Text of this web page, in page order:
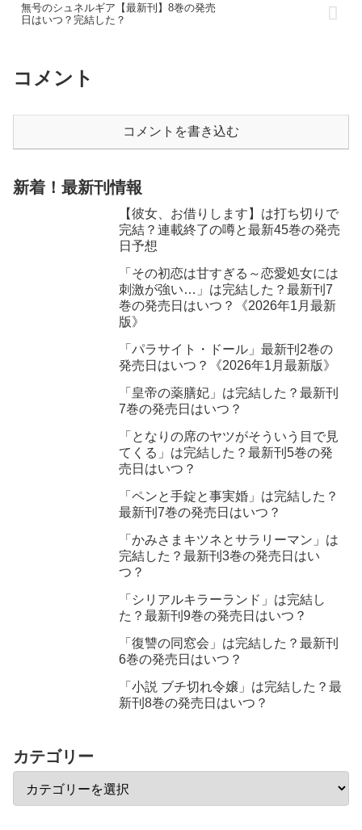
無号のシュネルギア【最新刊】8巻の発売
日はいつ？完結した？
コメント
コメントを書き込む
新着！最新刊情報
【彼女、お借りします】は打ち切りで
完結？連載終了の噂と最新45巻の発売
日予想
「その初恋は甘すぎる～恋愛処女には
刺激が強い…」は完結した？最新刊7
巻の発売日はいつ？《2026年1月最新
版》
「パラサイト・ドール」最新刊2巻の
発売日はいつ？《2026年1月最新版》
「皇帝の薬膳妃」は完結した？最新刊
7巻の発売日はいつ？
「となりの席のヤツがそういう目で見
てくる」は完結した？最新刊5巻の発
売日はいつ？
「ペンと手錠と事実婚」は完結した？
最新刊7巻の発売日はいつ？
「かみさまキツネとサラリーマン」は
完結した？最新刊3巻の発売日はい
つ？
「シリアルキラーランド」は完結し
た？最新刊9巻の発売日はいつ？
「復讐の同窓会」は完結した？最新刊
6巻の発売日はいつ？
「小説 ブチ切れ令嬢」は完結した？最
新刊8巻の発売日はいつ？
カテゴリー